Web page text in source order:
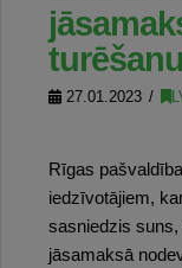
turēšanu
27.01.2023
Rīgas
iedzīvotājiem,
sasniedzis
jāsamaksā